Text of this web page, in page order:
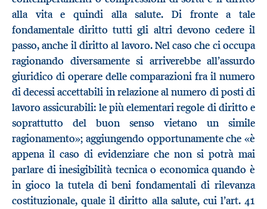
alla vita e quindi alla salute. Di fronte a tale
fondamentale diritto tutti gli altri devono cedere il
passo, anche il diritto al lavoro. Nel caso che ci occupa
ragionando diversamente si arriverebbe all’assurdo
giuridico di operare delle comparazioni fra il numero
di decessi accettabili in relazione al numero di posti di
lavoro assicurabili: le più elementari regole di diritto e
soprattutto del buon senso vietano un simile
ragionamento»; aggiungendo opportunamente che «è
appena il caso di evidenziare che non si potrà mai
parlare di inesigibilità tecnica o economica quando è
in gioco la tutela di beni fondamentali di rilevanza
costituzionale, quale il diritto alla salute, cui l’art. 41